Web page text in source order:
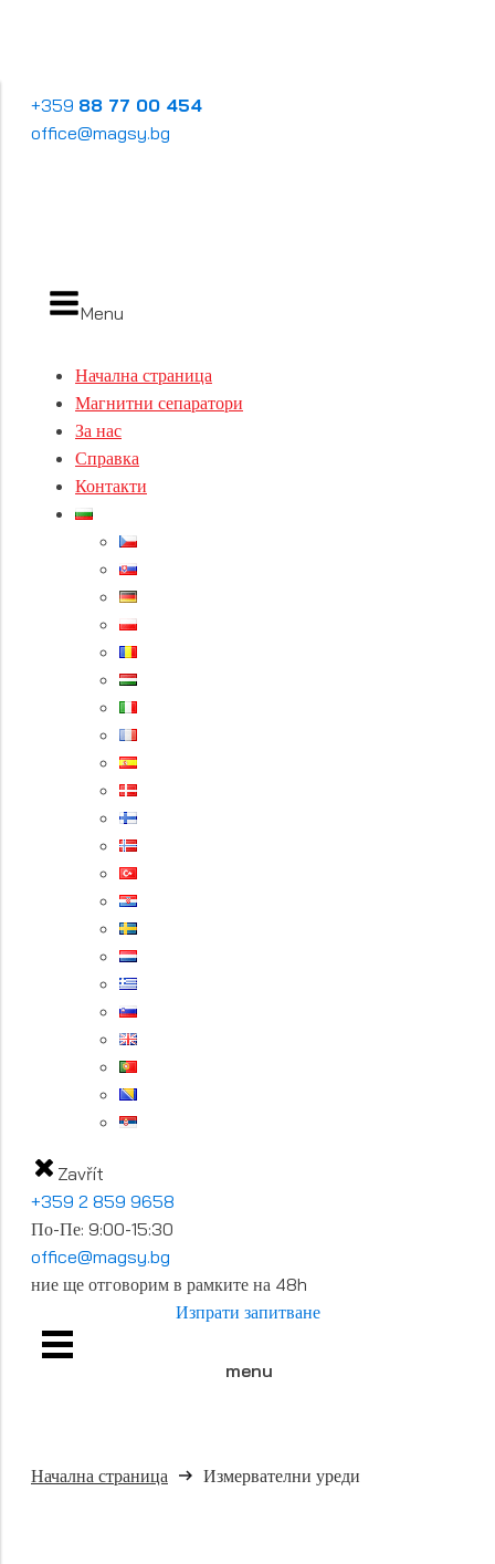
+359 88 77 00 454
office@magsy.bg
Menu
Начална страница
Магнитни сепаратори
За нас
Справка
Контакти
Zavřít
+359 2 859 9658
По-Пе: 9:00-15:30
office@magsy.bg
ние ще отговорим в рамките на 48h
Изпрати запитване
menu
Начална страница Измервателни уреди